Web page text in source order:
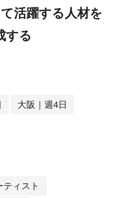
活躍する人材を
する
大阪｜週4日
ィスト